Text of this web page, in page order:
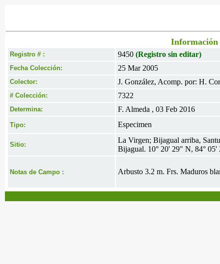
Información
Registro # : 9450 (Registro sin editar)
Fecha Colección: 25 Mar 2005
Colector: J. González, Acomp. por: H.
# Colección: 7322
Determina: F. Almeda , 03 Feb 2016
Tipo: Especimen
Sitio:
La Virgen; Bijagual arriba,
Bijagual. 10° 20' 29" N, 84°
Notas de Campo : Arbusto 3.2 m. Frs. Maduros